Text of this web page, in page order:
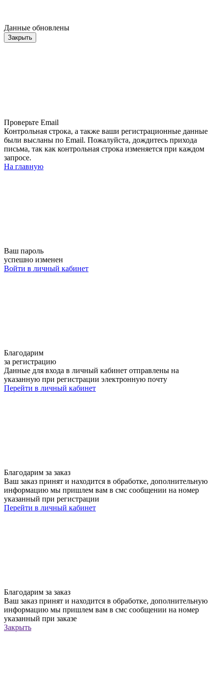
Данные обновлены
Закрыть
Проверьте Email
Контрольная строка, а также ваши регистрационные данные
были высланы по Email. Пожалуйста, дождитесь прихода
письма, так как контрольная строка изменяется при каждом
запросе.
На главную
Ваш пароль
успешно изменен
Войти в личный кабинет
Благодарим
за регистрацию
Данные для входа в личный кабинет отправлены на
указанную при регистрации электронную почту
Перейти в личный кабинет
Благодарим за заказ
Ваш заказ принят и находится в обработке, дополнительную
информацию мы пришлем вам в смс сообщении на номер
указанный при регистрации
Перейти в личный кабинет
Благодарим за заказ
Ваш заказ принят и находится в обработке, дополнительную
информацию мы пришлем вам в смс сообщении на номер
указанный при заказе
Закрыть